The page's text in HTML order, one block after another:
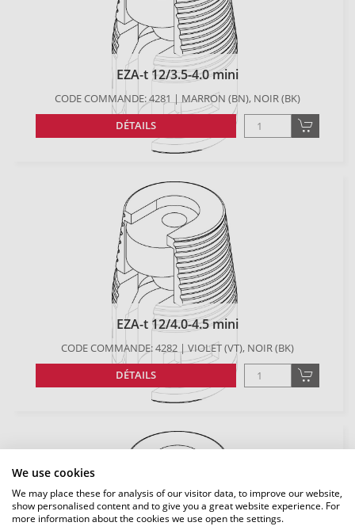
We use cookies
We may place these for analysis of our visitor data, to improve our website,
show personalised content and to give you a great website experience. For
more information about the cookies we use open the settings.
EZA-t 12/3.5-4.0 mini
CODE COMMANDE: 4281 | MARRON (BN), NOIR (BK)
DÉTAILS
EZA-t 12/4.0-4.5 mini
CODE COMMANDE: 4282 | VIOLET (VT), NOIR (BK)
DÉTAILS